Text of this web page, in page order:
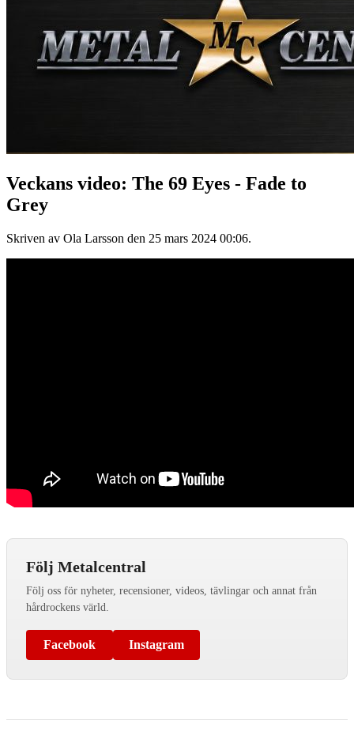
Veckans video: The 69 Eyes - Fade to
Grey
Skriven av Ola Larsson den 25 mars 2024 00:06.
Följ Metalcentral
Följ oss för nyheter, recensioner, videos, tävlingar och annat från
hårdrockens värld.
Facebook Instagram